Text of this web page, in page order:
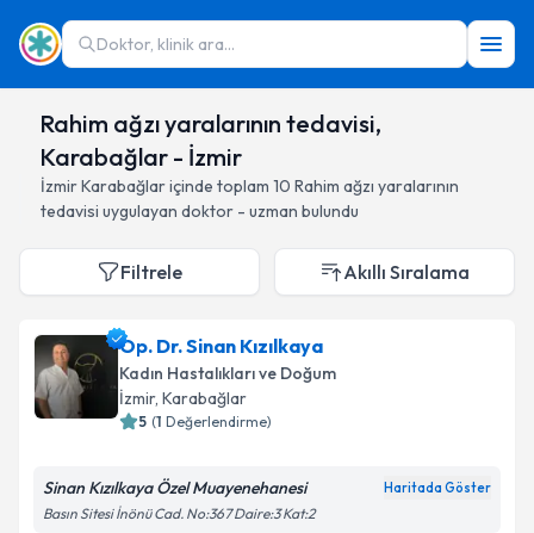
Doktor, klinik ara...
Rahim ağzı yaralarının tedavisi,
Karabağlar - İzmir
İzmirKarabağlariçinde toplam 10 Rahim ağzı yaralarının
tedavisi uygulayan doktor - uzman bulundu
Filtrele Akıllı Sıralama
Op. Dr. Sinan Kızılkaya
Kadın Hastalıkları ve Doğum
İzmir, Karabağlar
5 (1 Değerlendirme)
Sinan Kızılkaya Özel Muayenehanesi Haritada Göster
Basın Sitesi İnönü Cad. No:367 Daire:3 Kat:2